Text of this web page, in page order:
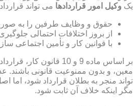
یک وکیل امور قراردادها می تواند
حقوق و وظایف طرفین را به
از بروز اختلافات احتمالی
با قوانین کار و تأمین اجتماعی
بر اساس ماده 9 و 10 قانون
معین، و بدون ممنوعیت قانونی باشند.
تواند منجر به بطلان قرارداد شود،
مگر اینکه خلاف آن ثابت شود.